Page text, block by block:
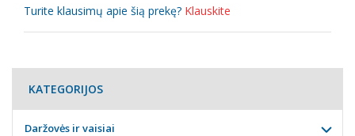
Turite klausimų apie šią prekę? Klauskite
KATEGORIJOS
Daržovės ir vaisiai